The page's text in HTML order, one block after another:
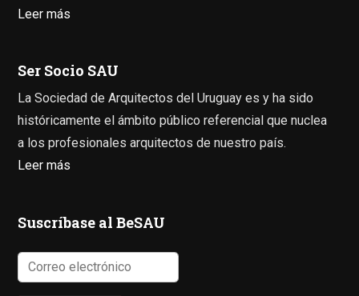
Leer más
Ser Socio SAU
La Sociedad de Arquitectos del Uruguay es y ha sido
históricamente el ámbito público referencial que nuclea
a los profesionales arquitectos de nuestro país.
Leer más
Suscríbase al BeSAU